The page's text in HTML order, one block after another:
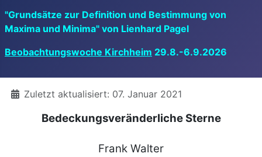
"Grundsätze zur Definition und Bestimmung von
Maxima und Minima" von Lienhard Pagel
Beobachtungswoche Kirchheim 29.8.-6.9.2026
DetailsZuletzt aktualisiert: 07. Januar 2021
Bedeckungsveränderliche Sterne
Frank Walter